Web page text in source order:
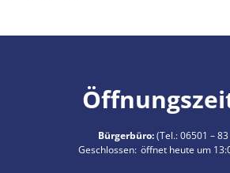
Bürgerbüro:(Tel.:06501 –
Klicken, um weitere Öffnungs-
Geschlossen: öffnet heute um